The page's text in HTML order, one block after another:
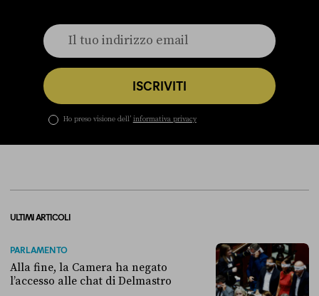
ISCRIVITI
Ho preso visione dell’ informativa privacy
ULTIMI ARTICOLI
PARLAMENTO
Alla fine, la Camera ha negato
l’accesso alle chat di Delmastro